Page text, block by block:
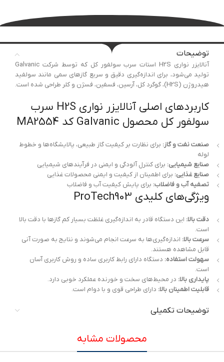
توضیحات
آنالایزر نواری H2S استات سرب سولفور کل که توسط شرکت Galvanic
تولید می‌شود، برای اندازه‌گیری دقیق و سریع گازهای سمی مانند سولفید
هیدروژن (H2S)، گوگرد کل، آرسین، فسفین، فسژن و کلر طراحی شده است.
کاربردهای اصلی آنالایزر نواری H2S سرب
سولفور کل محصول Galvanic کد MA2554
صنعت نفت و گاز: برای نظارت بر کیفیت گاز طبیعی، پالایشگاه‌ها و خطوط
لوله
صنایع شیمیایی: برای کنترل آلودگی و ایمنی در فرآیندهای شیمیایی
صنایع غذایی: برای اطمینان از کیفیت و ایمنی محصولات غذایی
تصفیه آب و فاضلاب: برای پایش کیفیت آب و فاضلاب
ویژگی‌های کلیدی ProTech903
دقت بالا: این دستگاه قادر به اندازه‌گیری غلظت بسیار کم گازها با دقت بالا
است.
سرعت بالا: اندازه‌گیری‌ها به سرعت انجام می‌شوند و نتایج به صورت آنی
قابل مشاهده هستند.
سهولت استفاده: دستگاه دارای رابط کاربری ساده و روش کاربری آسان
است.
پایداری بالا: در محیط‌های سخت و خورنده عملکرد خوبی دارد.
قابلیت اطمینان بالا: دارای طراحی قوی و با دوام است.
توضیحات تکمیلی
محصولات مشابه